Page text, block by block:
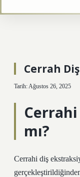
Cerrah
Tarih: Ağustos 26, 2025
Cerrahi
mı?
Cerrahi diş